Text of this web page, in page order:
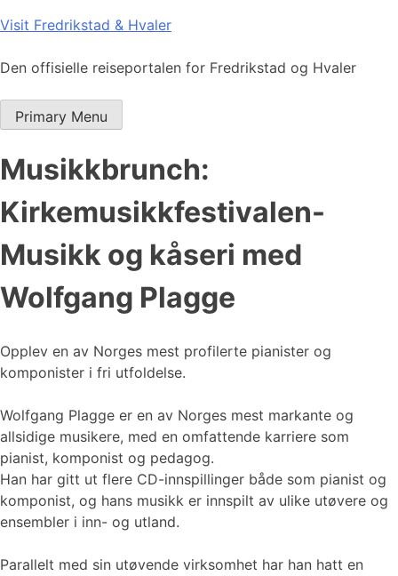
Skip
content
Visit Fredrikstad & Hvaler
Den offisielle reiseportalen for Fredrikstad og Hvaler
Primary Menu
Musikkbrunch:
Kirkemusikkfestivalen-
Musikk og kåseri med
Wolfgang Plagge
Opplev en av Norges mest profilerte pianister og
komponister i fri utfoldelse.
Wolfgang Plagge er en av Norges mest markante og
allsidige musikere, med en omfattende karriere som
pianist, komponist og pedagog.
Han har gitt ut flere CD-innspillinger både som pianist og
komponist, og hans musikk er innspilt av ulike utøvere og
ensembler i inn- og utland.
Parallelt med sin utøvende virksomhet har han hatt en